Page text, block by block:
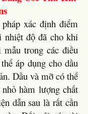
xác định điểm
nhiệt độ đã cho khi
trong các điều
áp dụng cho dầu
Dầu và mỡ có thể
hàm lượng chất
dẫn sau là rất cần